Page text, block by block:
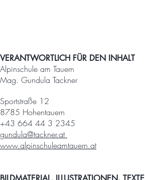
VERANTWORTLICH FÜR DEN INHALT
Alpinschule am Tauern
Mag. Gundula Tackner
Sportstraße 12
8785 Hohentauern
+43 664 44 3 2345
gundula@tackner.at
www.alpinschuleamtauern.at